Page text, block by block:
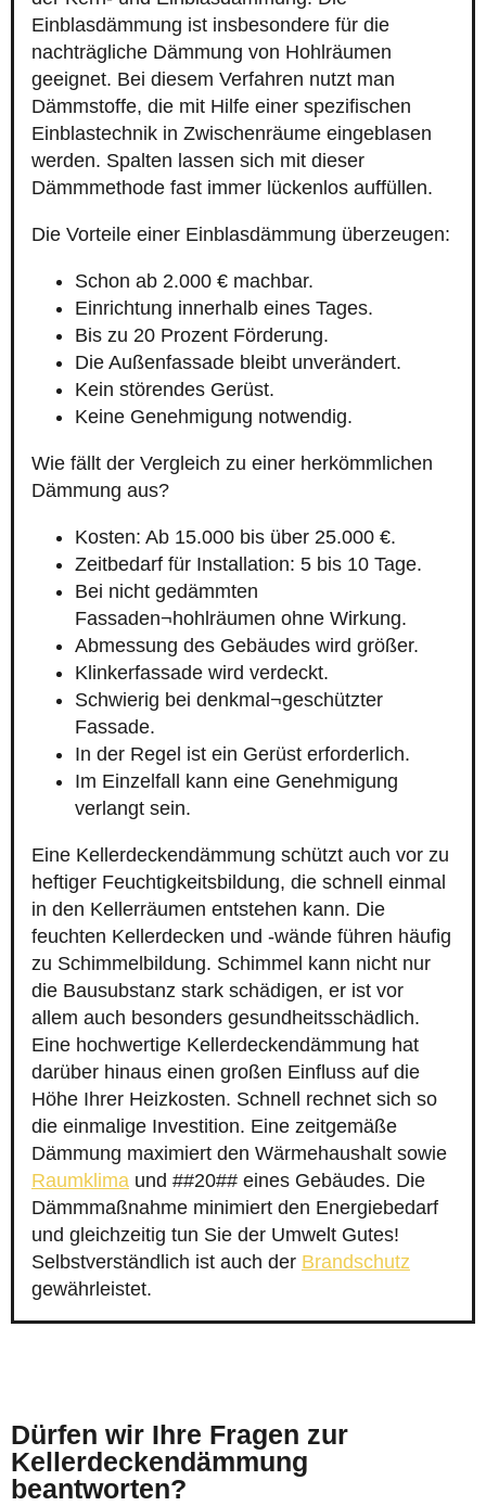
Einblasdämmung ist insbesondere für die
nachträgliche Dämmung von Hohlräumen
geeignet. Bei diesem Verfahren nutzt man
Dämmstoffe, die mit Hilfe einer spezifischen
Einblastechnik in Zwischenräume eingeblasen
werden. Spalten lassen sich mit dieser
Dämmmethode fast immer lückenlos auffüllen.
Die Vorteile einer Einblasdämmung überzeugen:
Schon ab 2.000 € machbar.
Einrichtung innerhalb eines Tages.
Bis zu 20 Prozent Förderung.
Die Außenfassade bleibt unverändert.
Kein störendes Gerüst.
Keine Genehmigung notwendig.
Wie fällt der Vergleich zu einer herkömmlichen
Dämmung aus?
Kosten: Ab 15.000 bis über 25.000 €.
Zeitbedarf für Installation: 5 bis 10 Tage.
Bei nicht gedämmten
Fassaden¬hohlräumen ohne Wirkung.
Abmessung des Gebäudes wird größer.
Klinkerfassade wird verdeckt.
Schwierig bei denkmal¬geschützter
Fassade.
In der Regel ist ein Gerüst erforderlich.
Im Einzelfall kann eine Genehmigung
verlangt sein.
Eine Kellerdeckendämmung schützt auch vor zu
heftiger Feuchtigkeitsbildung, die schnell einmal
in den Kellerräumen entstehen kann. Die
feuchten Kellerdecken und -wände führen häufig
zu Schimmelbildung. Schimmel kann nicht nur
die Bausubstanz stark schädigen, er ist vor
allem auch besonders gesundheitsschädlich.
Eine hochwertige Kellerdeckendämmung hat
darüber hinaus einen großen Einfluss auf die
Höhe Ihrer Heizkosten. Schnell rechnet sich so
die einmalige Investition. Eine zeitgemäße
Dämmung maximiert den Wärmehaushalt sowie
Raumklima und ##20## eines Gebäudes. Die
Dämmmaßnahme minimiert den Energiebedarf
und gleichzeitig tun Sie der Umwelt Gutes!
Selbstverständlich ist auch der Brandschutz
gewährleistet.
Dürfen wir Ihre Fragen zur
Kellerdeckendämmung
beantworten?